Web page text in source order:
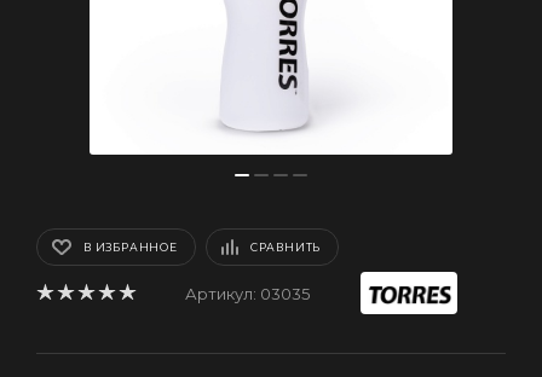
В ИЗБРАННОЕ СРАВНИТЬ
Артикул: 03035